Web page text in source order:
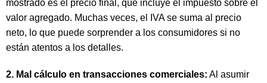
mostrado es el precio final, que incluye el impuesto sobre el
valor agregado. Muchas veces, el IVA se suma al precio
neto, lo que puede sorprender a los consumidores si no
están atentos a los detalles.
2. Mal cálculo en transacciones comerciales: Al asumir